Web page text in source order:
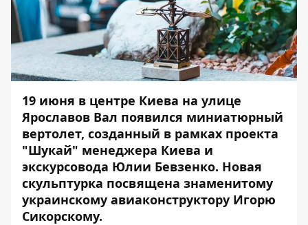
19 июня в центре Киева на улице
Ярославов Вал появился миниатюрный
вертолет, созданный в рамках проекта
"Шукай" менеджера Киева и
экскурсовода Юлии Бевзенко. Новая
скульптурка посвящена знаменитому
украинскому авиаконструктору Игорю
Сикорскому.